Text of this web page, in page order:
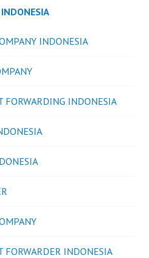
INDONESIA
FORWARDING INDONESIA
INDONESIA